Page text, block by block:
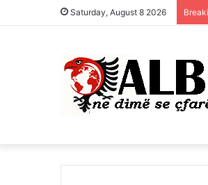
Saturday, August 8 2026